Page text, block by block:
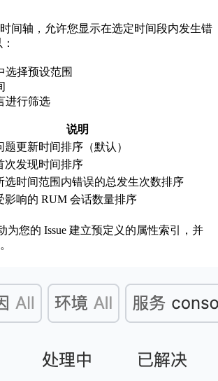
间轴，允许您显示在选定时间段内发生错
选择预设范围
进行筛选
说明
题更新时间排序（默认）
次发现时间排序
选时间范围内错误的总发生次数排序
影响的 RUM 会话数量排序
为您的 Issue 建立预定义的属性索引，并